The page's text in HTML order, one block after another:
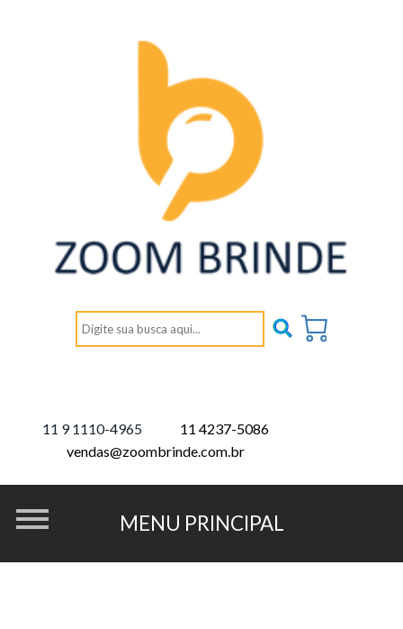
11 9 1110-4965
11 4237-5086
vendas@zoombrinde.com.br